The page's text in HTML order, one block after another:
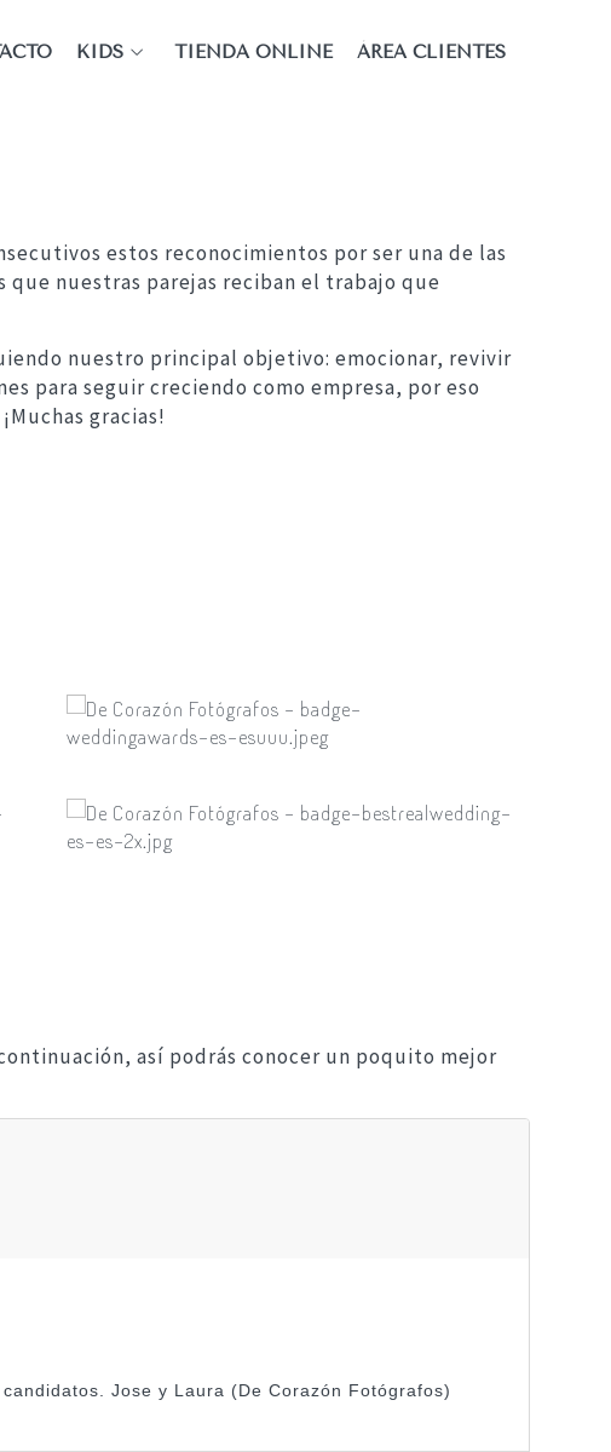
KIDS TIENDA ONLINE ÁREA CLIENTES
estos reconocimientos por ser una de las
que nuestras parejas reciban el trabajo que
nuestro principal objetivo: emocionar, revivir
para seguir creciendo como empresa, por eso
gracias!
así podrás conocer un poquito mejor
Jose y Laura (De Corazón Fotógrafos)